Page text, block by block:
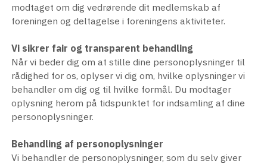
modtaget om dig vedrørende dit medlemskab af
foreningen og deltagelse i foreningens aktiviteter.
Vi sikrer fair og transparent behandling
Når vi beder dig om at stille dine personoplysninger til
rådighed for os, oplyser vi dig om, hvilke oplysninger vi
behandler om dig og til hvilke formål. Du modtager
oplysning herom på tidspunktet for indsamling af dine
personoplysninger.
Behandling af personoplysninger
Vi behandler de personoplysninger, som du selv giver